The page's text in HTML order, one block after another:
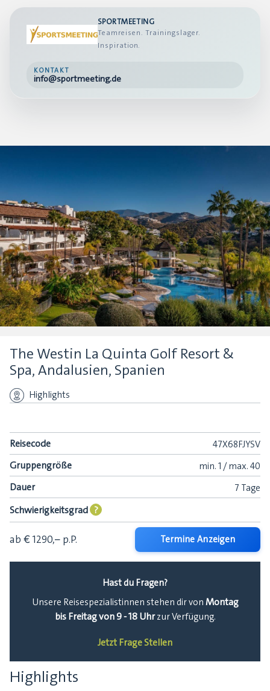
SPORTMEETING
Teamreisen. Trainingslager.
Inspiration.
KONTAKT
info@sportmeeting.de
The Westin La Quinta Golf Resort &
Spa, Andalusien, Spanien
Highlights
Reisecode 47X68FJYSV
Gruppengröße min. 1 /max. 40
Dauer 7 Tage
Schwierigkeitsgrad ?
ab € 1290,– p.P. Termine Anzeigen
Hast du Fragen?
Unsere Reisespezialistinnen stehen dir von Montag
bis Freitag von 9 - 18 Uhrzur Verfügung.
Jetzt Frage Stellen
Highlights